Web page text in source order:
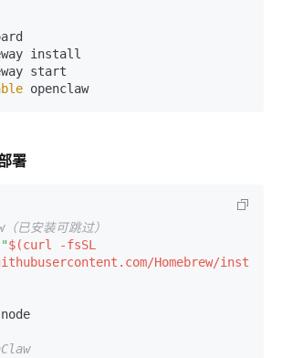
install
start
署
已安装可跳过）
"$(curl -fsSL
Homebrew/